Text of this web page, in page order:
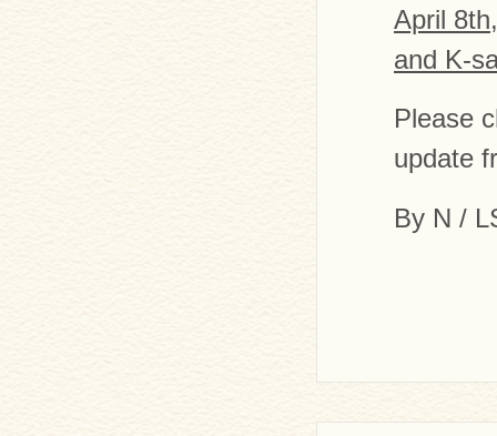
April
and K-
Please
update
By N /